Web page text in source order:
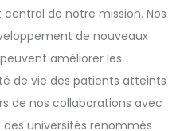
de notre mission. Nos
de nouveaux
améliorer les
de vie des patients atteints
de nos collaborations avec
universités renommés